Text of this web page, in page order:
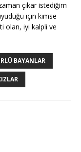
çıkar istediğim
için kimse
olan, iyi kalpli ve
BAYANLAR